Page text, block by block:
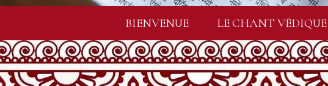
BIENVENUE LE CHANT VÉDIQUE